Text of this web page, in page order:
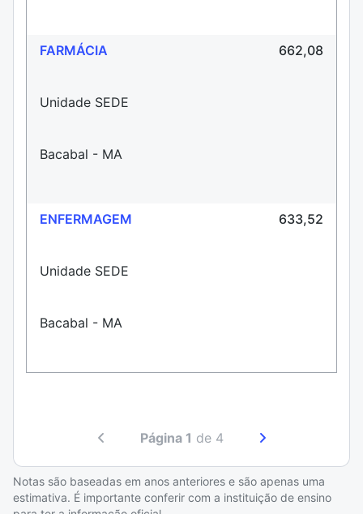
FARMÁCIA
Unidade SEDE
Bacabal - MA
662,08
ENFERMAGEM
Unidade SEDE
Bacabal - MA
633,52
Página 1 de 4
Notas são baseadas em anos anteriores e são apenas uma
estimativa. É importante conferir com a instituição de ensino